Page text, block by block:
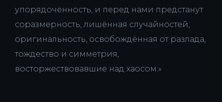
упорядоченность, и перед нами предстанут
соразмерность, лишённая случайностей,
оригинальность, освобождённая от разлада,
тождество и симметрия,
восторжествовавшие над хаосом.»